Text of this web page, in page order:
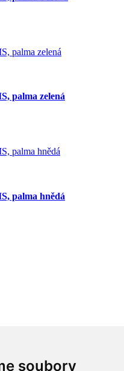
soubory
palma zelená
palma hnědá